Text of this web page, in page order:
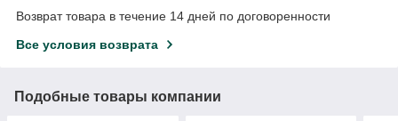
Возврат товара в течение 14 дней по договоренности
Все условия возврата
Подобные товары компании